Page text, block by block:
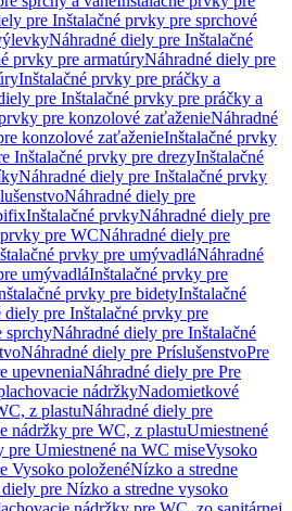
pre Inštalačné prvky pre sprchové
Náhradné diely pre Inštalačné
prvky pre armatúryNáhradné diely pre
Inštalačné prvky pre práčky a
pre Inštalačné prvky pre práčky a
pre konzolové zaťaženieNáhradné
konzolové zaťaženieInštalačné prvky
Inštalačné prvky pre drezyInštalačné
Náhradné diely pre Inštalačné prvky
Náhradné diely pre
Inštalačné prvkyNáhradné diely pre
pre WCNáhradné diely pre
prvky pre umývadláNáhradné
umývadláInštalačné prvky pre
prvky pre bidetyInštalačné
diely pre Inštalačné prvky pre
sprchyNáhradné diely pre Inštalačné
Náhradné diely pre PríslušenstvoPre
upevneniaNáhradné diely pre Pre
nádržkyNadomietkové
z plastuNáhradné diely pre
nádržky pre WC, z plastuUmiestnené
pre Umiestnené na WC miseVysoko
Vysoko položenéNízko a stredne
pre Nízko a stredne vysoko